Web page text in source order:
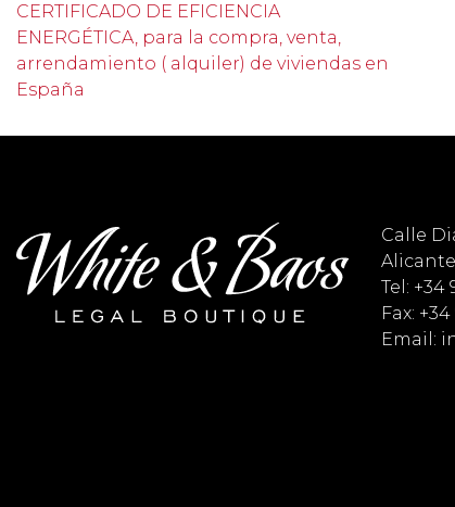
CERTIFICADO DE EFICIENCIA
ENERGÉTICA, para la compra, venta,
arrendamiento ( alquiler) de viviendas en
España
Calle
Tel: +34
Fax:
Email: